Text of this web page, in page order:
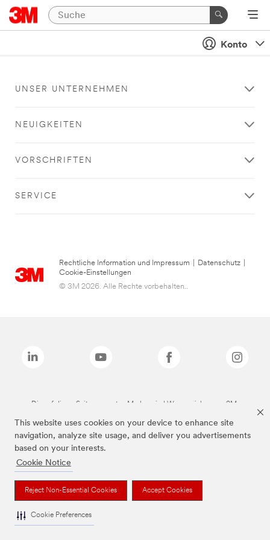
This website uses cookies on your device to enhance site
navigation, analyze site usage, and deliver you advertisements
based on your interests.
Cookie Notice
Reject Non-Essential Cookies Accept Cookies
Cookie Preferences
Konto
UNSER UNTERNEHMEN
NEUIGKEITEN
VORSCHRIFTEN
SERVICE
Rechtliche Information und Impressum Datenschutz
Cookie-Einstellungen
© 3M 2026. Alle Rechte vorbehalten..
Die auf dieser Seite genannten Marken sind Warenzeichen von 3M.